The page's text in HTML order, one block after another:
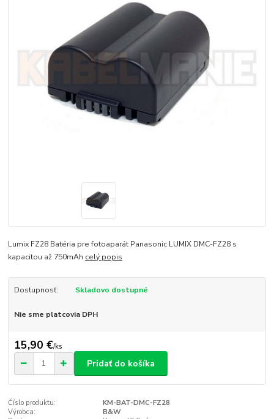
Lumix FZ28 Batéria pre fotoaparát Panasonic LUMIX DMC-FZ28 s
kapacitou až 750mAh celý popis
Dostupnosť: Skladovo dostupné
Nie sme platcovia DPH
15,90 €/ks
Pridať do košíka
Číslo produktu:
KM-BAT-DMC-FZ28
Výrobca:
B&W